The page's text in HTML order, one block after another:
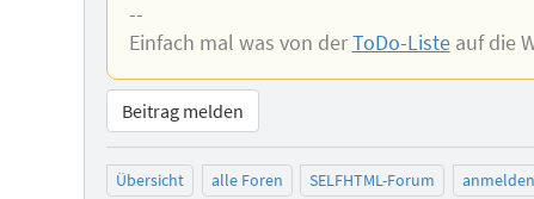
--
Einfach mal was von derToDo-Listeauf die
Beitrag melden
Übersicht alle Foren SELFHTML-Forum anmelden